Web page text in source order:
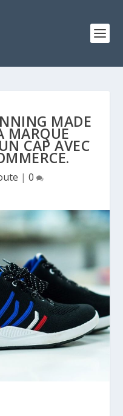
MADE
MARQUE
CAP AVEC
| 0